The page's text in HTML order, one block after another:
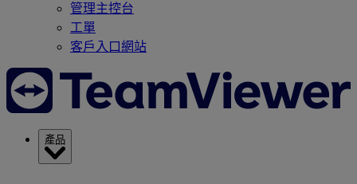
管理主控台
工單
客戶入口網站
產品